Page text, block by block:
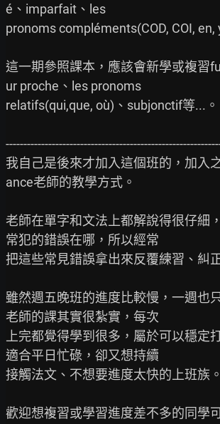
é、imparfait、les
pronoms compléments(COD, COI, en,
這一期參照課本，應該會新學或複習
ur proche、les pronoms
relatifs(qui,que, où)、subjonctif等...。
我自己是後來才加入這個班的，加入
ance老師的教學方式。
老師在單字和文法上都解說得很仔細
常犯的錯誤在哪，所以經常
把這些常見錯誤拿出來反覆練習、糾
雖然週五晚班的進度比較慢，一週也
老師的課其實很紮實，每次
上完都覺得學到很多，屬於可以穩定
適合平日忙碌，卻又想持續
接觸法文、不想要進度太快的上班族。
歡迎想複習或學習進度差不多的同學